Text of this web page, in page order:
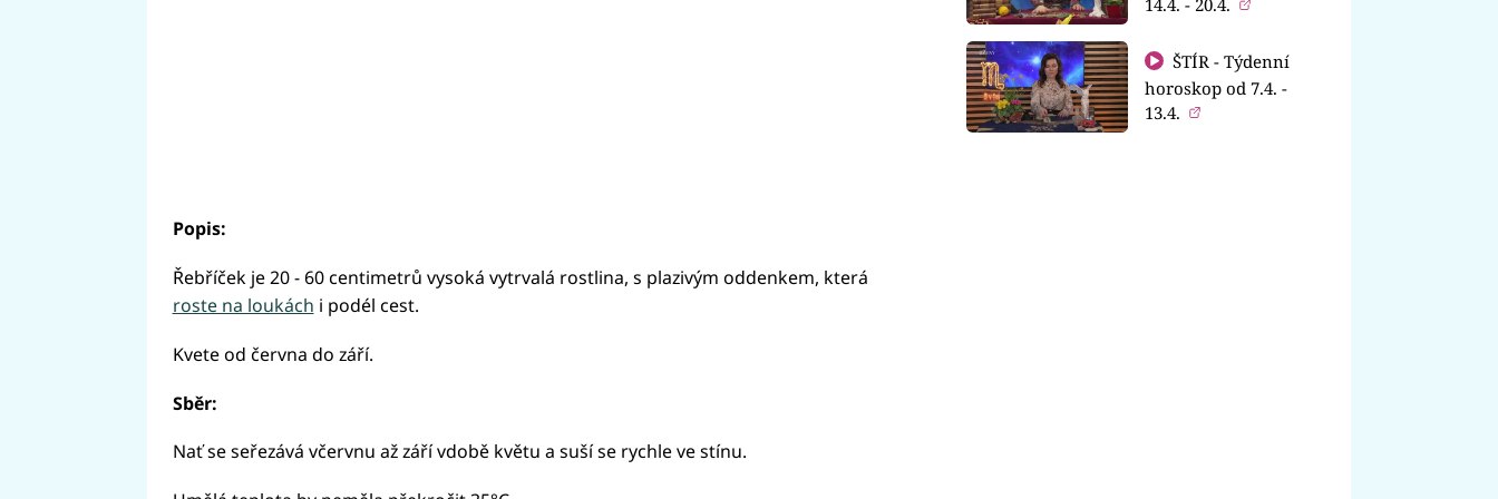
Popis:
Řebříček je 20 - 60 centimetrů vysoká vytrvalá rostlina, s plazivým oddenkem, která
roste na loukách i podél cest.
Kvete od června do září.
Sběr:
Nať se seřezává včervnu až září vdobě květu a suší se rychle ve stínu.
14.4. - 20.4.
ŠTÍR - Týdenní
horoskop od 7.4. -
13.4.